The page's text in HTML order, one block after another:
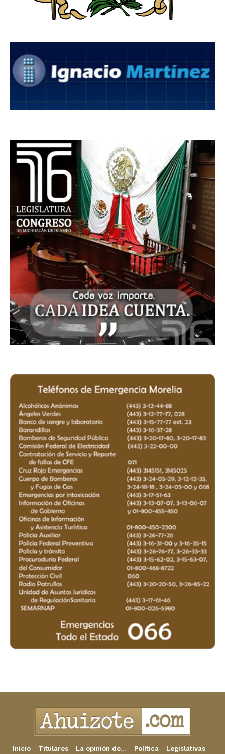
Inicio Titulares La opinión de… Política Legislativas